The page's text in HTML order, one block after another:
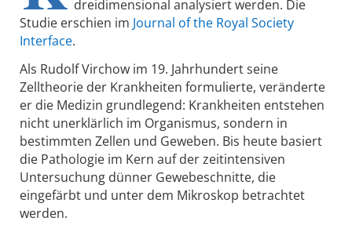
dreidimensional analysiert werden. Die
Studie erschien im Journal of the Royal Society
Interface.
Als Rudolf Virchow im 19. Jahrhundert seine
Zelltheorie der Krankheiten formulierte, veränderte
er die Medizin grundlegend: Krankheiten entstehen
nicht unerklärlich im Organismus, sondern in
bestimmten Zellen und Geweben. Bis heute basiert
die Pathologie im Kern auf der zeitintensiven
Untersuchung dünner Gewebeschnitte, die
eingefärbt und unter dem Mikroskop betrachtet
werden.